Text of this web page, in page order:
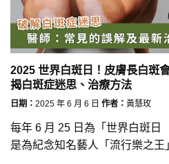
2025 世界白斑日！皮膚長白斑
揭白斑症迷思、治療方法
日期： 2025 年 6 月 6 日 作者： 黃慧玫
每年 6 月 25 日為「世界白斑日
是為紀念知名藝人「流行樂之王